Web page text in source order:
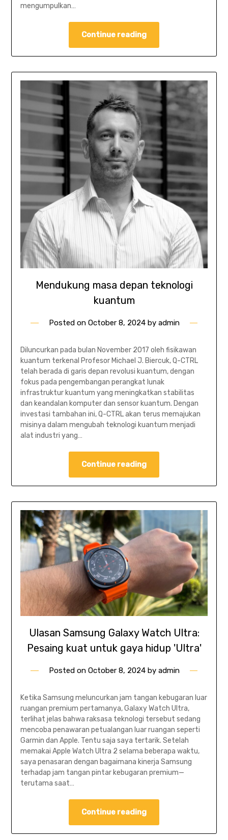
mengumpulkan…
Continue reading
Mendukung masa depan teknologi
kuantum
Posted on October 8, 2024by admin
Diluncurkan pada bulan November 2017 oleh fisikawan
kuantum terkenal Profesor Michael J. Biercuk, Q-CTRL
telah berada di garis depan revolusi kuantum, dengan
fokus pada pengembangan perangkat lunak
infrastruktur kuantum yang meningkatkan stabilitas
dan keandalan komputer dan sensor kuantum. Dengan
investasi tambahan ini, Q-CTRL akan terus memajukan
misinya dalam mengubah teknologi kuantum menjadi
alat industri yang…
Continue reading
Ulasan Samsung Galaxy Watch Ultra:
Pesaing kuat untuk gaya hidup 'Ultra'
Posted on October 8, 2024by admin
Ketika Samsung meluncurkan jam tangan kebugaran luar
ruangan premium pertamanya, Galaxy Watch Ultra,
terlihat jelas bahwa raksasa teknologi tersebut sedang
mencoba penawaran petualangan luar ruangan seperti
Garmin dan Apple. Tentu saja saya tertarik. Setelah
memakai Apple Watch Ultra 2 selama beberapa waktu,
saya penasaran dengan bagaimana kinerja Samsung
terhadap jam tangan pintar kebugaran premium—
terutama saat…
Continue reading